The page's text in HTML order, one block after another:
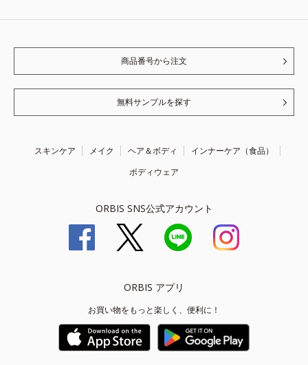
商品番号から注文
無料サンプルを探す
スキンケア メイク ヘア＆ボディ
インナーケア（食品）
ボディウェア
ORBIS SNS公式アカウント
ORBIS アプリ
お買い物をもっと楽しく、便利に！